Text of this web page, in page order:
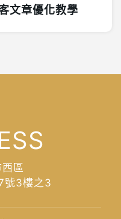
文章優化教學
區
號3樓之3